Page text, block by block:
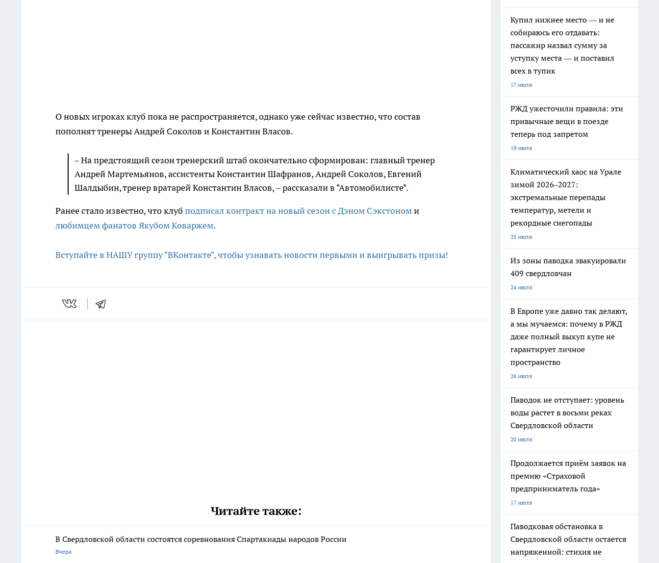
О новых игроках клуб пока не распространяется, однако уже сейчас известно, что состав
пополнят тренеры Андрей Соколов и Константин Власов.
– На предстоящий сезон тренерский штаб окончательно сформирован: главный тренер
Андрей Мартемьянов, ассистенты Константин Шафранов, Андрей Соколов, Евгений
Шалдыбин, тренер вратарей Константин Власов, – рассказали в "Автомобилисте".
Ранее стало известно, что клуб подписал контракт на новый сезон с Дэном Сэкстономи
любимцем фанатов Якубом Коваржем.
Вступайте в НАШУ группу "ВКонтакте", чтобы узнавать новости первыми и выигрывать призы!
Читайте также:
В Свердловской области состоятся соревнования Спартакиады народов России
Вчера
Купил нижнее место — и не
собираюсь его отдавать:
пассажир назвал сумму за
уступку места — и поставил
всех в тупик
17 июля
РЖД ужесточили правила: эти
привычные вещи в поезде
теперь под запретом
19 июля
Климатический хаос на Урале
зимой 2026–2027:
экстремальные перепады
температур, метели и
рекордные снегопады
25 июля
Из зоны паводка эвакуировали
409 свердловчан
24 июля
В Европе уже давно так делают,
а мы мучаемся: почему в РЖД
даже полный выкуп купе не
гарантирует личное
пространство
26 июля
Паводок не отступает: уровень
воды растет в восьми реках
Свердловской области
20 июля
Продолжается приём заявок на
премию «Страховой
предприниматель года»
17 июля
Паводковая обстановка в
Свердловской области остается
напряженной: стихия не